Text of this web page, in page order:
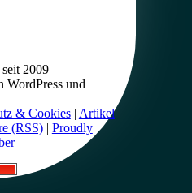
2009
WordPress und
& Cookies| Artikel
(RSS)| Proudly